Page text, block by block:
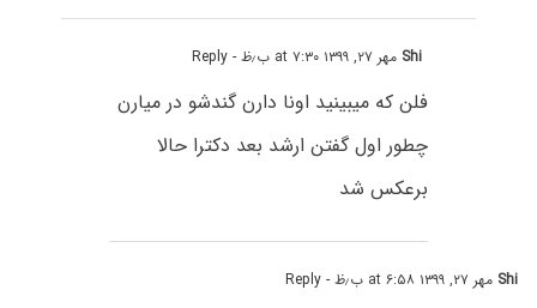
Shi مهر ۲۷, ۱۳۹۹ at ۷:۳۰ ب٫ظ - Reply
فلن که میبینید اونا دارن گندشو در میارن
چطور اول گفتن ارشد بعد دکترا حالا
برعکس شد
Shi مهر ۲۷, ۱۳۹۹ at ۶:۵۸ ب٫ظ - Reply